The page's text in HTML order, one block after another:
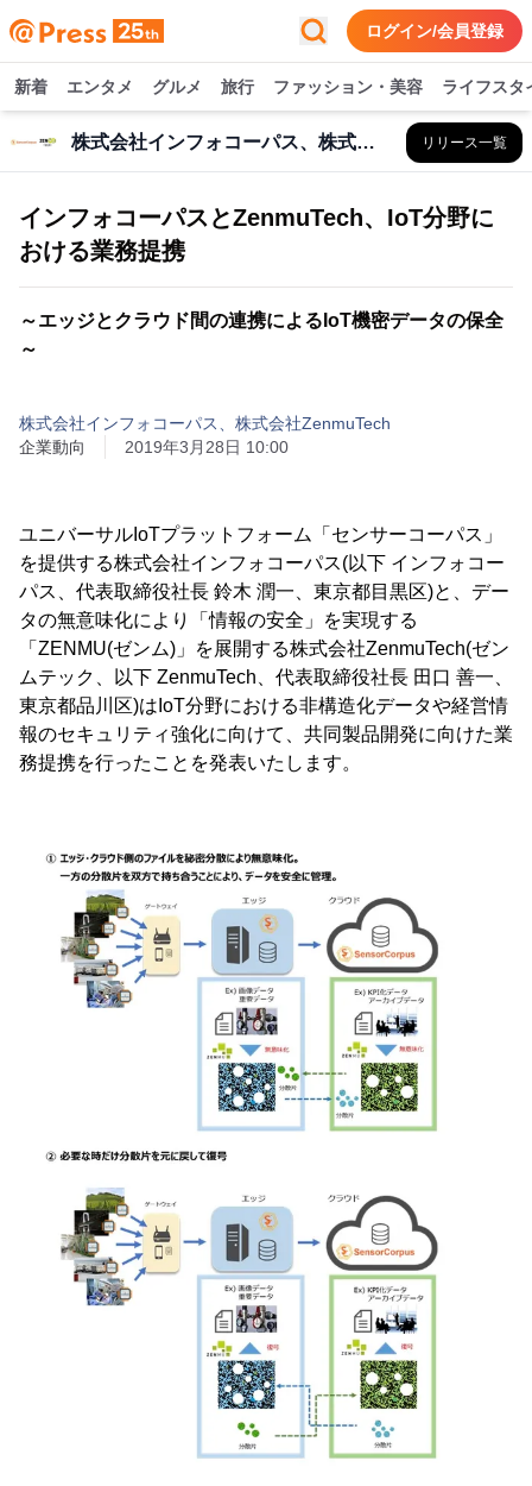
ログイン/会員登録
新着 エンタメ グルメ 旅行 ファッション・美容 ライフスタ
株式会社インフォコーパス、株式会社ZenmuTech リリース一覧
インフォコーパスとZenmuTech、IoT分野に
おける業務提携
～エッジとクラウド間の連携によるIoT機密データの保全
～
株式会社インフォコーパス、株式会社ZenmuTech
企業動向
2019年3月28日 10:00
ユニバーサルIoTプラットフォーム「センサーコーパス」
を提供する株式会社インフォコーパス(以下 インフォコー
パス、代表取締役社長 鈴木 潤一、東京都目黒区)と、デー
タの無意味化により「情報の安全」を実現する
「ZENMU(ゼンム)」を展開する株式会社ZenmuTech(ゼン
ムテック、以下 ZenmuTech、代表取締役社長 田口 善一、
東京都品川区)はIoT分野における非構造化データや経営情
報のセキュリティ強化に向けて、共同製品開発に向けた業
務提携を行ったことを発表いたします。